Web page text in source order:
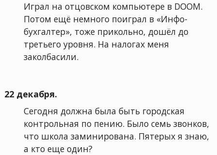
Играл на отцовском компьютере в DOOM.
Потом ещё немного поиграл в «Инфо-
бухгалтер», тоже прикольно, дошёл до
третьего уровня. На налогах меня
заколбасили.
22 декабря.
Сегодня должна была быть городская
контрольная по пению. Было семь звонков,
что школа заминирована. Пятерых я знаю,
а кто еще один?